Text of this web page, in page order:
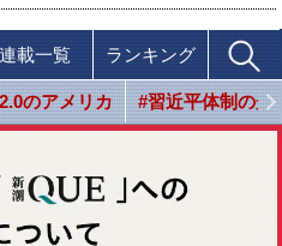
連載一覧 ランキング
のアメリカ #習近平体制の光